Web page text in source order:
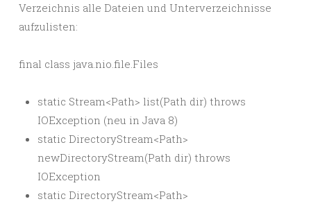
Verzeichnis alle Dateien und Unterverzeichnisse
aufzulisten:
final class java.nio.file.Files
static Stream<Path> list(Path dir) throws
IOException (neu in Java 8)
static DirectoryStream<Path>
newDirectoryStream(Path dir) throws
IOException
static DirectoryStream<Path>